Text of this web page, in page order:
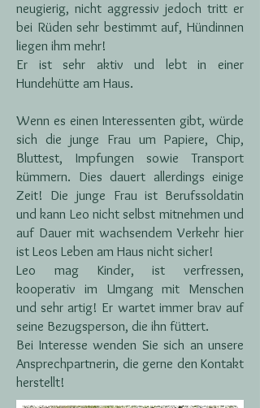
neugierig, nicht aggressiv jedoch tritt er
bei Rüden sehr bestimmt auf, Hündinnen
liegen ihm mehr!
Er ist sehr aktiv und lebt in einer
Hundehütte am Haus.
Wenn es einen Interessenten gibt, würde
sich die junge Frau um Papiere, Chip,
Bluttest, Impfungen sowie Transport
kümmern. Dies dauert allerdings einige
Zeit! Die junge Frau ist Berufssoldatin
und kann Leo nicht selbst mitnehmen und
auf Dauer mit wachsendem Verkehr hier
ist Leos Leben am Haus nicht sicher!
Leo mag Kinder, ist verfressen,
kooperativ im Umgang mit Menschen
und sehr artig! Er wartet immer brav auf
seine Bezugsperson, die ihn füttert.
Bei Interesse wenden Sie sich an unsere
Ansprechpartnerin, die gerne den Kontakt
herstellt!